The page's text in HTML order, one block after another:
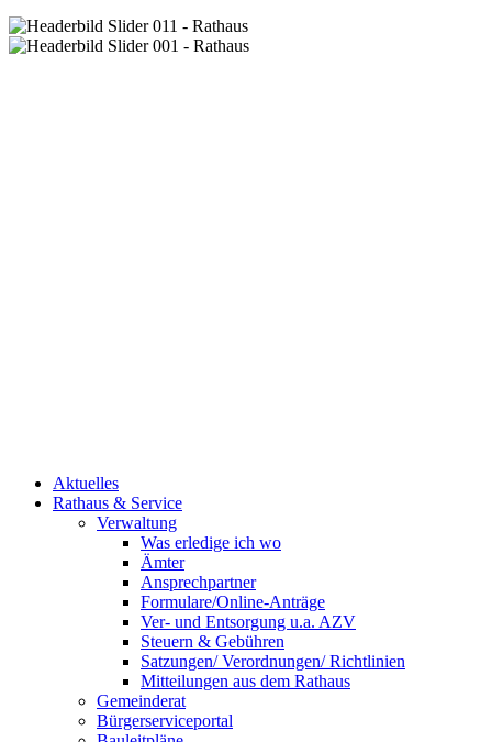
Aktuelles
Rathaus & Service
Verwaltung
Was erledige ich wo
Ämter
Ansprechpartner
Formulare/Online-Anträge
Ver- und Entsorgung u.a. AZV
Steuern & Gebühren
Satzungen/ Verordnungen/ Richtlinien
Mitteilungen aus dem Rathaus
Gemeinderat
Bürgerserviceportal